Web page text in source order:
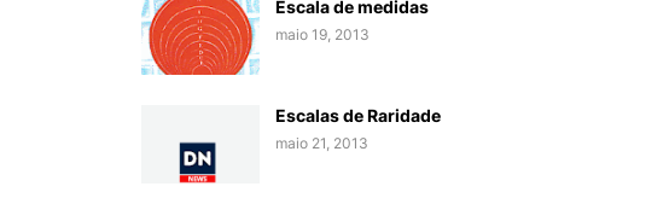
Escala de medidas
maio 19, 2013
Escalas de Raridade
maio 21, 2013